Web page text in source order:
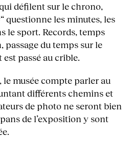
défilent sur le chrono,
“questionne les minutes, les
le sport. Records, temps
du temps sur le
passé au crible.
musée compte parler au
différents chemins et
de photo ne seront bien
de l’exposition y sont